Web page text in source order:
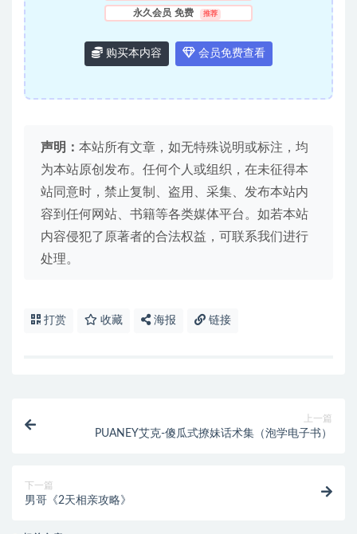
永久会员 免费 推荐
购买本内容 会员免费查看
声明： 本站所有文章，如无特殊说明或标注，均
为本站原创发布。任何个人或组织，在未征得本
站同意时，禁止复制、盗用、采集、发布本站内
容到任何网站、书籍等各类媒体平台。如若本站
内容侵犯了原著者的合法权益，可联系我们进行
处理。
打赏 收藏 海报 链接
上一篇
PUANEY艾克-傻瓜式撩妹话术集（泡学电子书）
下一篇
男哥《2天相亲攻略》